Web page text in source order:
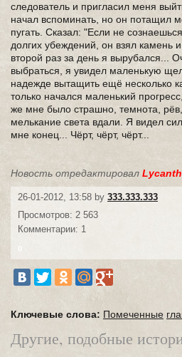
следователь и пригласил меня
начал вспоминать, но он потащил
пугать. Сказал: "Если не
долгих убеждений, он взял камень
второй раз за день я вырубался...
выбраться, я увидел маленькую
надежде вытащить ещё несколько
только начался маленький
же мне было страшно, темнота,
мелькание света вдали. Я видел
мне конец... Чёрт, чёрт, чёрт...
Новость отредактировал
26-01-2012, 13:58 by 333.333.333
Просмотров: 2 563
Комментарии: 1
0
Ключевые слова: Помеченные
Другие, подобные